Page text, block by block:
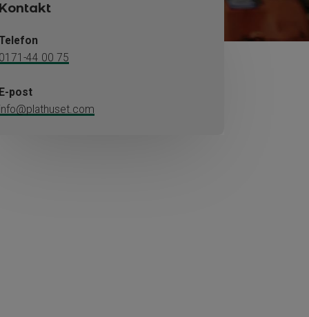
Kontakt
0171-44 00 75
E-post
info@plathuset.com